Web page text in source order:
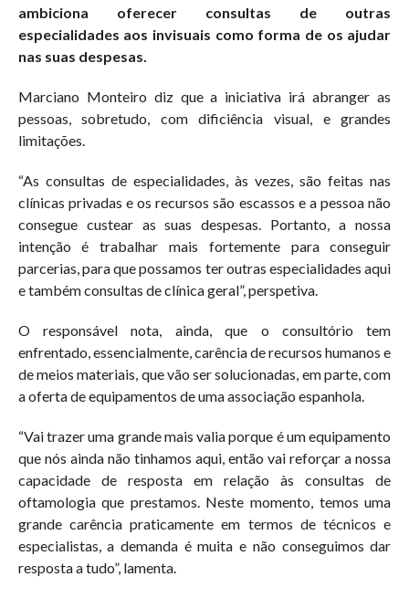
ambiciona oferecer consultas de outras
especialidades aos invisuais como forma de os ajudar
nas suas despesas.
Marciano Monteiro diz que a iniciativa irá abranger as
pessoas, sobretudo, com dificiência visual, e grandes
limitações.
“As consultas de especialidades, às vezes, são feitas nas
clínicas privadas e os recursos são escassos e a pessoa não
consegue custear as suas despesas. Portanto, a nossa
intenção é trabalhar mais fortemente para conseguir
parcerias, para que possamos ter outras especialidades aqui
e também consultas de clínica geral”, perspetiva.
O responsável nota, ainda, que o consultório tem
enfrentado, essencialmente, carência de recursos humanos e
de meios materiais, que vão ser solucionadas, em parte, com
a oferta de equipamentos de uma associação espanhola.
“Vai trazer uma grande mais valia porque é um equipamento
que nós ainda não tinhamos aqui, então vai reforçar a nossa
capacidade de resposta em relação às consultas de
oftamologia que prestamos. Neste momento, temos uma
grande carência praticamente em termos de técnicos e
especialistas, a demanda é muita e não conseguimos dar
resposta a tudo”, lamenta.